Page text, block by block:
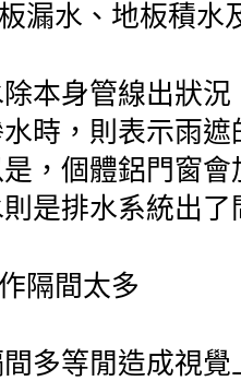
漏水、地板積水
本身管線出狀
時，則表示雨
，個體鋁門窗
是排水系統出了
隔間太多
多等閒造成視